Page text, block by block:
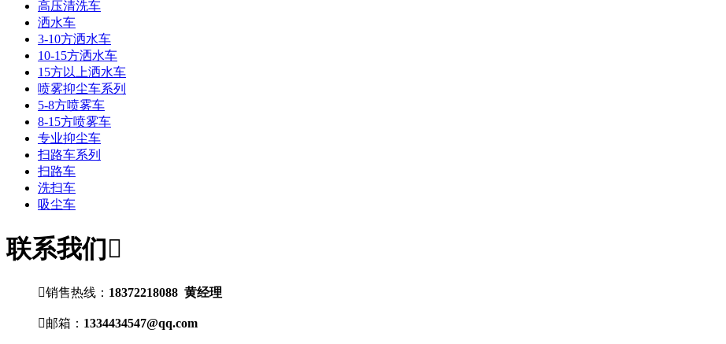
高压清洗车
洒水车
3-10方洒水车
10-15方洒水车
15方以上洒水车
喷雾抑尘车系列
5-8方喷雾车
8-15方喷雾车
专业抑尘车
扫路车系列
扫路车
洗扫车
吸尘车
联系我们 
销售热线： 18372218088 黄经理
邮箱： 1334434547@qq.com